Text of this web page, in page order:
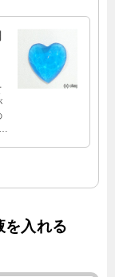
を入れる